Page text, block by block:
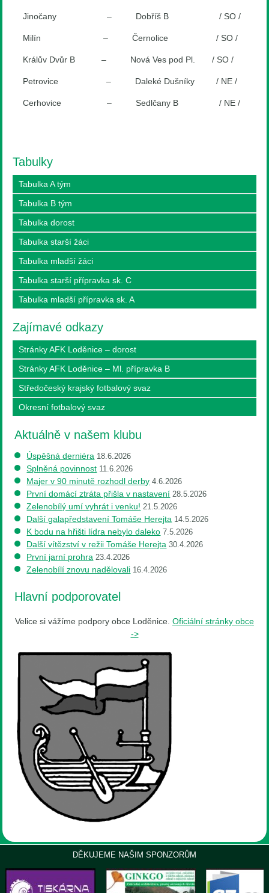
Jinočany – Dobříš B / SO /
Milín – Černolice / SO /
Králův Dvůr B – Nová Ves pod Pl. / SO /
Petrovice – Daleké Dušníky / NE /
Cerhovice – Sedlčany B / NE /
Tabulky
Tabulka A tým
Tabulka B tým
Tabulka dorost
Tabulka starší žáci
Tabulka mladší žáci
Tabulka starší přípravka sk. C
Tabulka mladší přípravka sk. A
Zajímavé odkazy
Stránky AFK Loděnice – dorost
Stránky AFK Loděnice – Ml. přípravka B
Středočeský krajský fotbalový svaz
Okresní fotbalový svaz
Aktuálně v našem klubu
Úspěšná derniéra 18.6.2026
Splněná povinnost 11.6.2026
Majer v 90 minutě rozhodl derby 4.6.2026
První domácí ztráta přišla v nastavení 28.5.2026
Zelenobílý umí vyhrát i venku! 21.5.2026
Další galapředstavení Tomáše Herejta 14.5.2026
K bodu na hřišti lídra nebylo daleko 7.5.2026
Další vítězství v režii Tomáše Herejta 30.4.2026
První jarní prohra 23.4.2026
Zelenobílí znovu nadělovali 16.4.2026
Hlavní podporovatel
Velice si vážíme podpory obce Loděnice. Oficiální stránky obce
->
DĚKUJEME NAŠIM SPONZORŮM